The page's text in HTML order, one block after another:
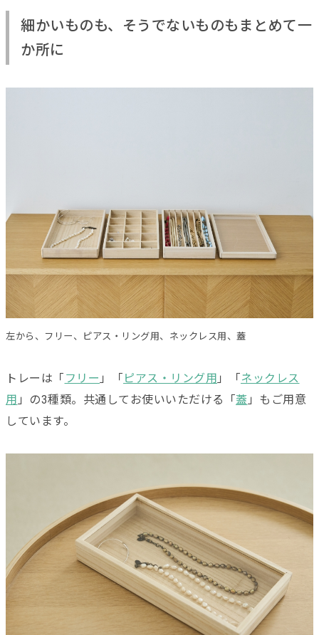
細かいものも、そうでないものもまとめて一
か所に
左から、フリー、ピアス・リング用、ネックレス用、蓋
トレーは「 フリー 」「 ピアス・リング用 」「ネックレス
用 」の3種類。共通してお使いいただける「蓋 」もご用意
しています。